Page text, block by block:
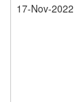
17-Nov-2022